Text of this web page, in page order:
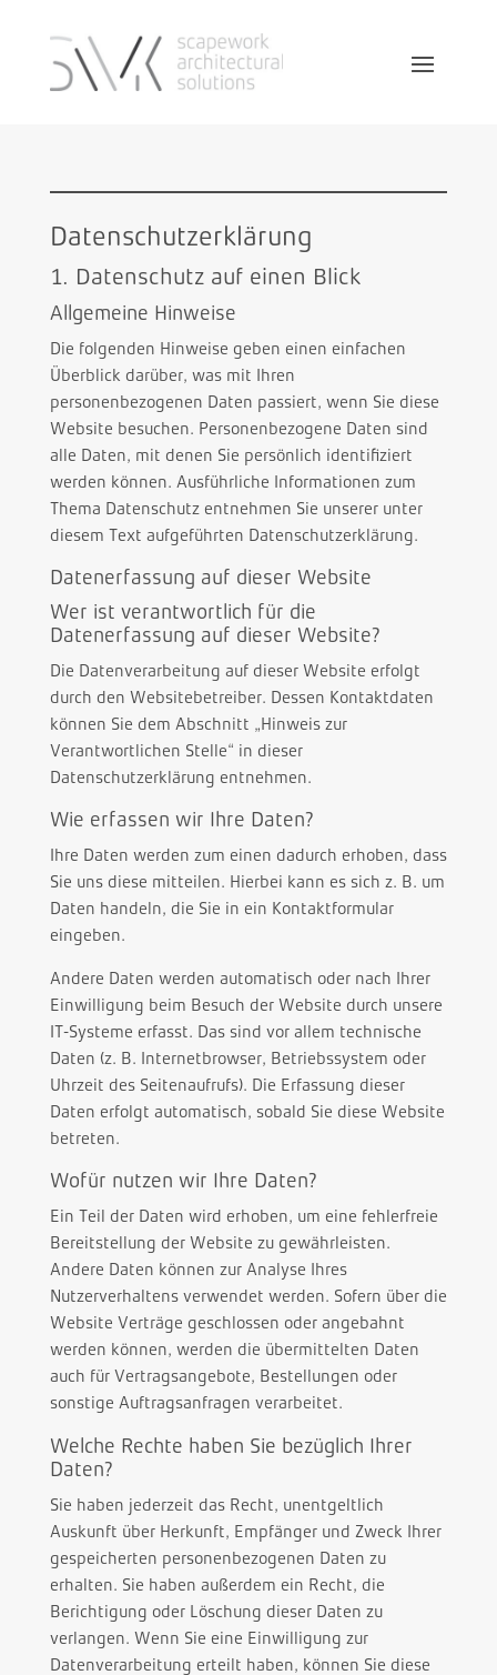
Datenschutzerklärung
1. Datenschutz auf einen Blick
Allgemeine Hinweise
Die folgenden Hinweise geben einen einfachen
Überblick darüber, was mit Ihren
personenbezogenen Daten passiert, wenn Sie diese
Website besuchen. Personenbezogene Daten sind
alle Daten, mit denen Sie persönlich identifiziert
werden können. Ausführliche Informationen zum
Thema Datenschutz entnehmen Sie unserer unter
diesem Text aufgeführten Datenschutzerklärung.
Datenerfassung auf dieser Website
Wer ist verantwortlich für die
Datenerfassung auf dieser Website?
Die Datenverarbeitung auf dieser Website erfolgt
durch den Websitebetreiber. Dessen Kontaktdaten
können Sie dem Abschnitt „Hinweis zur
Verantwortlichen Stelle“ in dieser
Datenschutzerklärung entnehmen.
Wie erfassen wir Ihre Daten?
Ihre Daten werden zum einen dadurch erhoben, dass
Sie uns diese mitteilen. Hierbei kann es sich z. B. um
Daten handeln, die Sie in ein Kontaktformular
eingeben.
Andere Daten werden automatisch oder nach Ihrer
Einwilligung beim Besuch der Website durch unsere
IT-Systeme erfasst. Das sind vor allem technische
Daten (z. B. Internetbrowser, Betriebssystem oder
Uhrzeit des Seitenaufrufs). Die Erfassung dieser
Daten erfolgt automatisch, sobald Sie diese Website
betreten.
Wofür nutzen wir Ihre Daten?
Ein Teil der Daten wird erhoben, um eine fehlerfreie
Bereitstellung der Website zu gewährleisten.
Andere Daten können zur Analyse Ihres
Nutzerverhaltens verwendet werden. Sofern über die
Website Verträge geschlossen oder angebahnt
werden können, werden die übermittelten Daten
auch für Vertragsangebote, Bestellungen oder
sonstige Auftragsanfragen verarbeitet.
Welche Rechte haben Sie bezüglich Ihrer
Daten?
Sie haben jederzeit das Recht, unentgeltlich
Auskunft über Herkunft, Empfänger und Zweck Ihrer
gespeicherten personenbezogenen Daten zu
erhalten. Sie haben außerdem ein Recht, die
Berichtigung oder Löschung dieser Daten zu
verlangen. Wenn Sie eine Einwilligung zur
Datenverarbeitung erteilt haben, können Sie diese